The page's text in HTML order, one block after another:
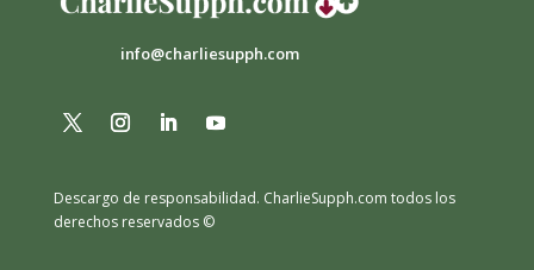
info@charliesupph.com
Descargo de responsabilidad. CharlieSupph.com todos los
derechos reservados ©